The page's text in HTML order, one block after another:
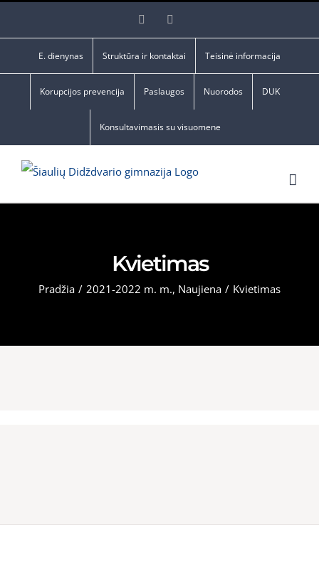
Facebook
E. dienynas Struktūra ir kontaktai Teisinė informacija
Korupcijos prevencija Paslaugos Nuorodos DUK
Konsultavimasis su visuomene
Kvietimas
Pradžia / 2021-2022 m. m., Naujiena / Kvietimas